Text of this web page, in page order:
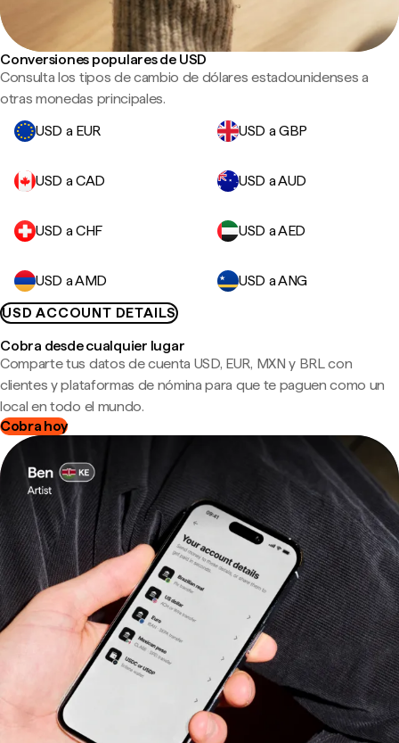
Conversiones populares de USD
Consulta los tipos de cambio de dólares estadounidenses a
otras monedas principales.
USD a EUR
USD a GBP
USD a CAD USD a AUD
USD a CHF USD a AED
USD a AMD
USD a ANG
USD ACCOUNT DETAILS
Cobra desde cualquier lugar
Comparte tus datos de cuenta USD, EUR, MXN y BRL con
clientes y plataformas de nómina para que te paguen como un
local en todo el mundo.
Cobra hoy